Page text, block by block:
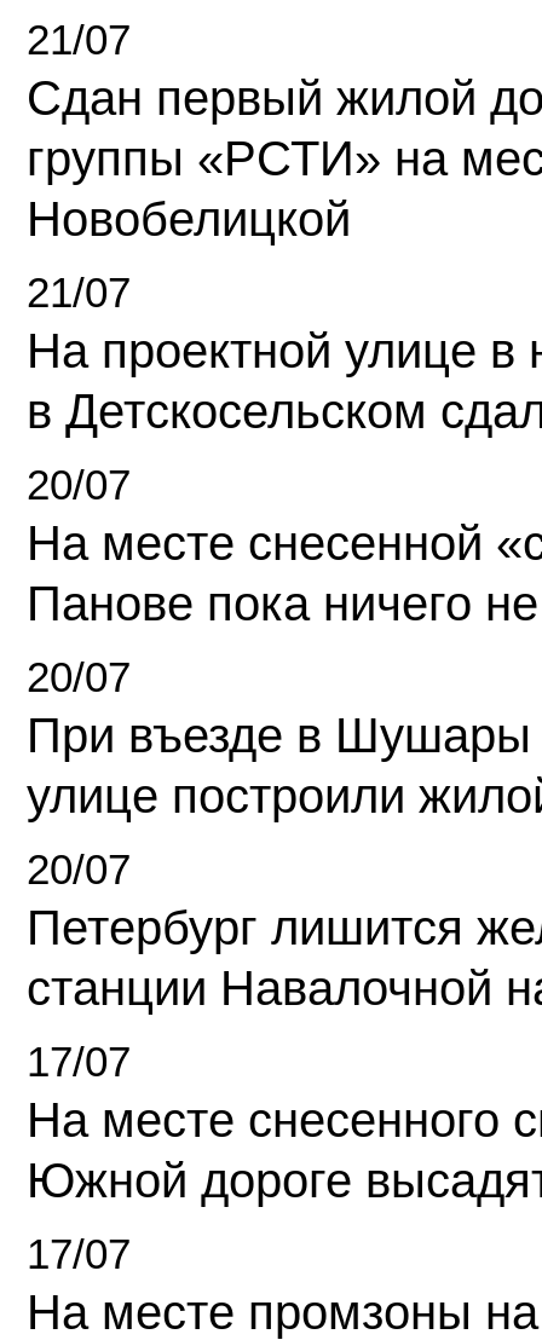
21/07
Сдан первый жилой
группы «РСТИ» на
Новобелицкой
21/07
На проектной улице
в Детскосельском
20/07
На месте снесенной
Панове пока ничего
20/07
При въезде в Шушары
улице построили
20/07
Петербург лишится
станции Навалочной
17/07
На месте снесенного
Южной дороге
17/07
На месте промзоны